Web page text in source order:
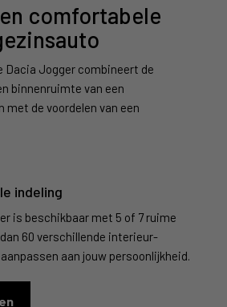
comfortabele
Dacia Jogger combineert de
binnenruimte van een
met de voordelen van een
indeling
is beschikbaar met 5 of 7 ruime
60 verschillende interieur-
aan jouw persoonlijkheid.